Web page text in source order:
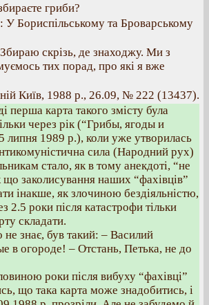
гриби?
Бориспільському та Броварському
скрізь, де знаходжу. Ми з
тих порад, про які я вже
Київ, 1988 р., 26.09, № 222 (13437).
перша карта такого змісту була
через рік (“Грибы, ягоды и
липня 1989 р.), коли уже утворилась
сила (Народний рух)
стало, як в тому анекдоті, “не
що заколисування наших “фахівців”
інакше, як злочиною бездіяльністю,
2.5 роки після катастрофи тільки
складати.
не знає, був такий: – Василий
в огороде! – Отстань, Петька, не до
роки після вибуху “фахівці”
що така карта може знадобитись, і